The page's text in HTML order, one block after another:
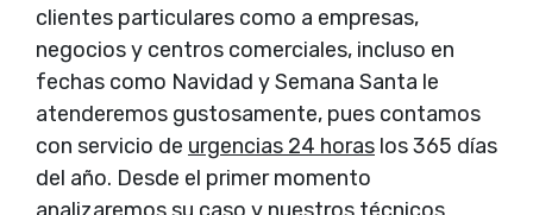
clientes particulares como a empresas,
negocios y centros comerciales, incluso en
fechas como Navidad y Semana Santa le
atenderemos gustosamente, pues contamos
con servicio de urgencias 24 horas los 365 días
del año. Desde el primer momento